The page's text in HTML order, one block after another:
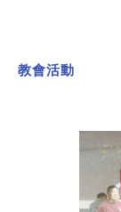
教會活動